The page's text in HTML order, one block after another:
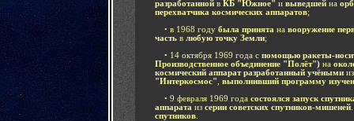
разработанной в КБ "Южное" и выведшей на
перехватчика космических аппаратов;
• в 1968 году была принята на вооружение
часть в любую точку Земли;
• 14 октября 1969 года с помощью ракеты-
Производственное объединение "Полёт") на
космический аппарат разработанный учёными
"Интеркосмос"
выполнивший программу
• 9 февраля 1969 года состоялся запуск
аппарата из серии советских спутников-мишеней
спутников